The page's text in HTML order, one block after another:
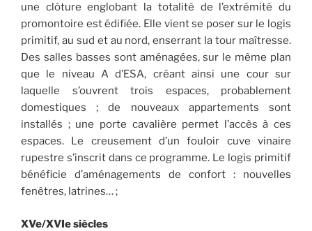
une clôture englobant la totalité de l’extrémité du
promontoire est édifiée. Elle vient se poser sur le logis
primitif, au sud et au nord, enserrant la tour maîtresse.
Des salles basses sont aménagées, sur le même plan
que le niveau A d’ESA, créant ainsi une cour sur
laquelle s’ouvrent trois espaces, probablement
domestiques ; de nouveaux appartements sont
installés ; une porte cavalière permet l’accès à ces
espaces. Le creusement d’un fouloir cuve vinaire
rupestre s’inscrit dans ce programme. Le logis primitif
bénéficie d’aménagements de confort : nouvelles
fenêtres, latrines… ;
XVe/XVIe siècles